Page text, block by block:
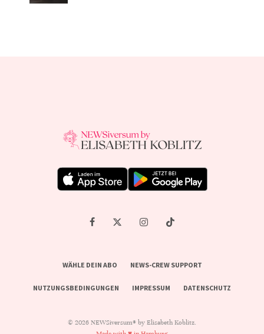
WÄHLE DEIN ABO NEWS-CREW SUPPORT
NUTZUNGSBEDINGUNGEN IMPRESSUM DATENSCHUTZ
© 2026 NEWSiversum® by Elisabeth Koblitz.